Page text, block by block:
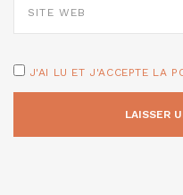
WEB
J'AI LU ET J'ACCEPTE LA